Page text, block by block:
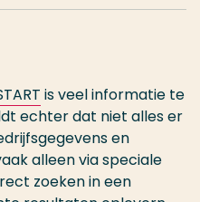
is veel informatie te
echter dat niet alles er
en
alleen via speciale
zoeken in een